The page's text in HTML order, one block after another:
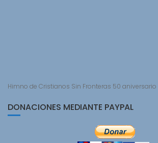
Himno de Cristianos Sin Fronteras 50 aniversario
DONACIONES MEDIANTE PAYPAL